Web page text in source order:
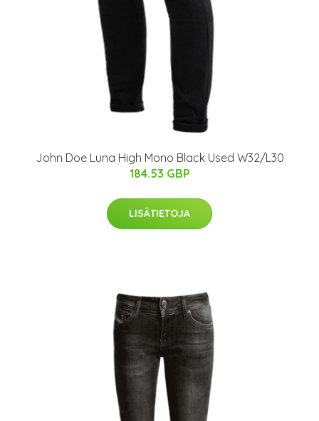
John Doe Luna High Mono Black Used W32/L30
184.53 GBP
LISÄTIETOJA